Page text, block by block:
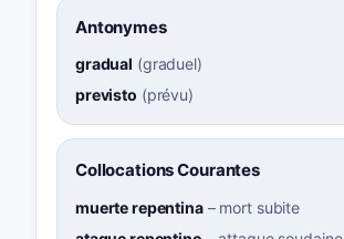
Antonymes
gradual (graduel)
previsto (prévu)
Collocations Courantes
muerte repentina– mort subite